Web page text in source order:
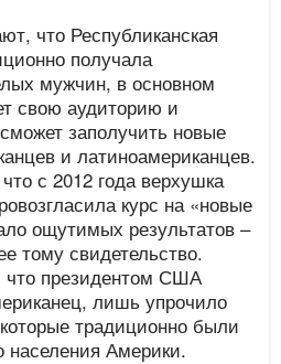
что Республиканская
получала
мужчин, в основном
свою аудиторию и
заполучить новые
и латиноамериканцев.
с 2012 года верхушка
курс на «новые
ощутимых результатов –
тому свидетельство.
что президентом США
лишь упрочило
традиционно были
населения Америки.